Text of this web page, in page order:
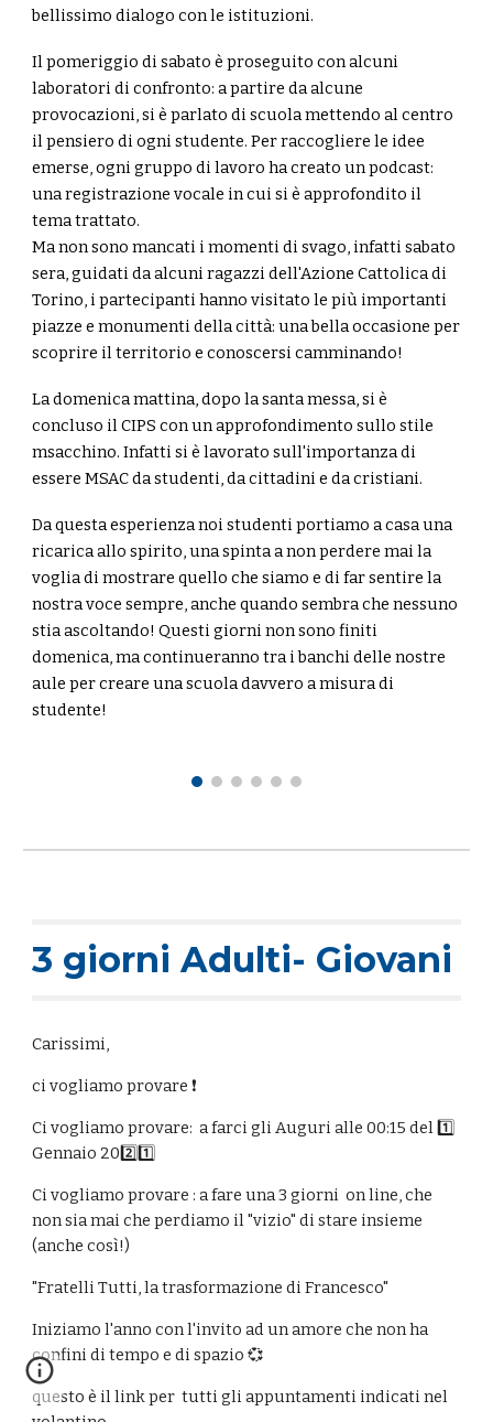
bellissimo dialogo con le istituzioni.
Il pomeriggio di sabato è proseguito con alcuni
laboratori di confronto: a partire da alcune
provocazioni, si è parlato di scuola mettendo al centro
il pensiero di ogni studente. Per raccogliere le idee
emerse, ogni gruppo di lavoro ha creato un podcast:
una registrazione vocale in cui si è approfondito il
tema trattato.
Ma non sono mancati i momenti di svago, infatti sabato
sera, guidati da alcuni ragazzi dell'Azione Cattolica di
Torino, i partecipanti hanno visitato le più importanti
piazze e monumenti della città: una bella occasione per
scoprire il territorio e conoscersi camminando!
La domenica mattina, dopo la santa messa, si è
concluso il CIPS con un approfondimento sullo stile
msacchino. Infatti si è lavorato sull'importanza di
essere MSAC da studenti, da cittadini e da cristiani.
Da questa esperienza noi studenti portiamo a casa una
ricarica allo spirito, una spinta a non perdere mai la
voglia di mostrare quello che siamo e di far sentire la
nostra voce sempre, anche quando sembra che nessuno
stia ascoltando! Questi giorni non sono finiti
domenica, ma continueranno tra i banchi delle nostre
aule per creare una scuola davvero a misura di
studente!
3 giorni Adulti- Giovani
Carissimi,
ci vogliamo provare ❗
Ci vogliamo provare: a farci gli Auguri alle 00:15 del 1️⃣
Gennaio 202️⃣1️⃣
Ci vogliamo provare : a fare una 3 giorni on line, che
non sia mai che perdiamo il "vizio" di stare insieme
(anche così!)
"Fratelli Tutti, la trasformazione di Francesco"
Iniziamo l'anno con l'invito ad un amore che non ha
confini di tempo e di spazio 💞
questo è il link per tutti gli appuntamenti indicati nel